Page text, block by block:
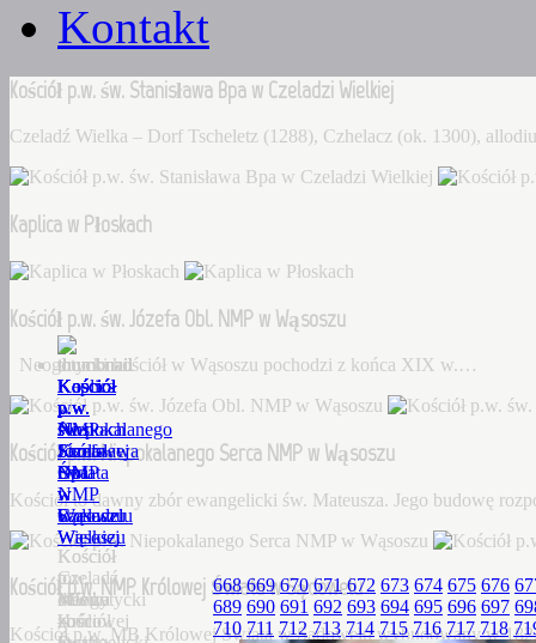
Kontakt
Kościół p.w. św. Stanisława Bpa w Czeladzi Wielkiej
Czeladź Wielka – Dorf Tscheletz (1288), Czhelacz (ok. 1300),
Kaplica w Płoskach
Kościół p.w. św. Józefa Obl. NMP w Wąsoszu
Neogotycki kościół w Wąsoszu pochodzi z końca XIX w.…
Kościół p.w. Niepokalanego Serca NMP w Wąsoszu
Kościół to dawny zbór ewangelicki św. Mateusza. Jego budowę
Kościół p.w. NMP Królowej Świata w Sądowelu
Kościół p.w. MB Królowej Świata w Sądowelu wybudowany w
Kościół
p.w.
św.
Stanisława
Bpa
w
Czeladzi
Wielkiej
Czeladź
Wielka
–
Kaplica
w
Płoskach
Kościół
p.w.
św.
Józefa
Obl.
NMP
w
Wąsoszu
Neogotycki
kościół
Kościół
p.w.
Niepokalanego
Serca
NMP
w
Wąsoszu
Kościół
to
dawny
zbór
Kościół
p.w.
NMP
Królowej
Świata
w
Sądowelu
Kościół
p.w.
MB
Królowej
668 669 670 671 672 673 674 675 676
689 690 691 692 693 694 695 696 697
710 711 712 713 714 715 716 717 718